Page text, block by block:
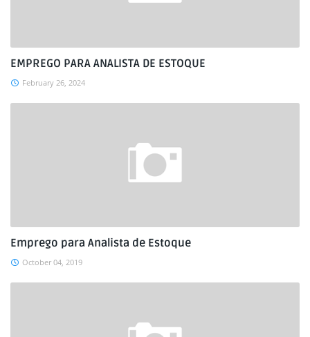
EMPREGO PARA ANALISTA DE ESTOQUE
February 26, 2024
Emprego para Analista de Estoque
October 04, 2019